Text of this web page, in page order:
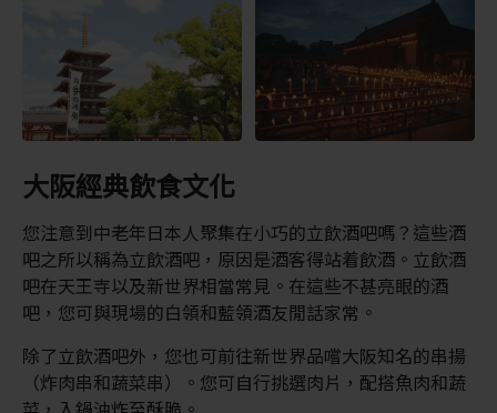
大阪經典飲食文化
您注意到中老年日本人聚集在小巧的立飲酒吧嗎？這些酒
吧之所以稱為立飲酒吧，原因是酒客得站着飲酒。立飲酒
吧在天王寺以及新世界相當常見。在這些不甚亮眼的酒
吧，您可與現場的白領和藍領酒友閒話家常。
除了立飲酒吧外，您也可前往新世界品嚐大阪知名的串揚
（炸肉串和蔬菜串）。您可自行挑選肉片，配搭魚肉和蔬